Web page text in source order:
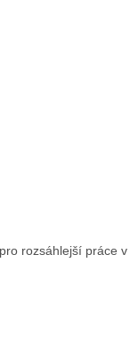
rozsáhlejší práce v